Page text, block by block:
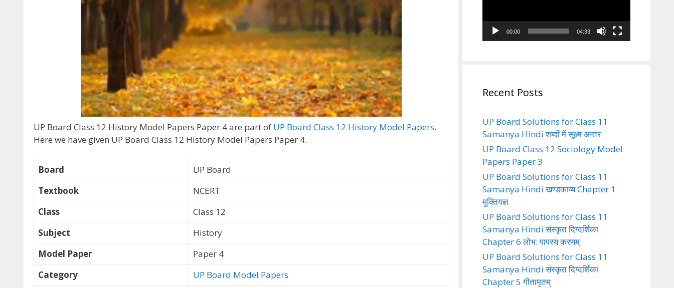
UP Board Class 12 History Model Papers Paper 4 are part of UP Board Class 12 History Model Papers.
Here we have given UP Board Class 12 History Model Papers Paper 4.
Board
UP Board
Textbook
NCERT
Class
Class 12
Subject
History
Model Paper
Paper 4
Category
UP Board Model Papers
00:00 04:33
Recent Posts
UP Board Solutions for Class 11
Samanya Hindi शब्दों में सूक्ष्म अन्तर
UP Board Class 12 Sociology Model
Papers Paper 3
UP Board Solutions for Class 11
Samanya Hindi खण्डकाव्य Chapter 1
मुक्तियज्ञ
UP Board Solutions for Class 11
Samanya Hindi संस्कृत दिग्दर्शिका
Chapter 6 लोभ: पापस्य करणम्
UP Board Solutions for Class 11
Samanya Hindi संस्कृत दिग्दर्शिका
Chapter 5 गीतामृतम्